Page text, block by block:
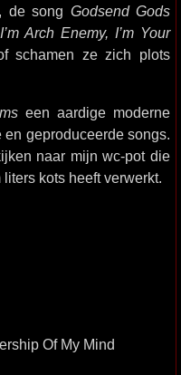
de song Godsend Gods
I’m Arch Enemy, I’m Your
schamen ze zich plots
een aardige moderne
geproduceerde songs.
naar mijn wc-pot die
kots heeft verwerkt.
Of My Mind